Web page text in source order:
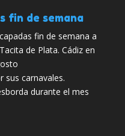
fin de semana
fin de semana a
de Plata. Cádiz en
sus carnavales.
durante el mes